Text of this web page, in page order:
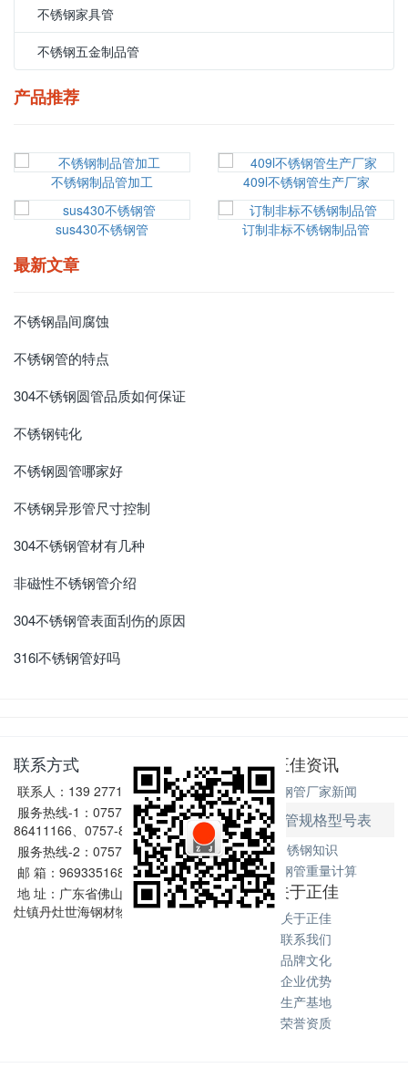
不锈钢家具管
不锈钢五金制品管
产品推荐
不锈钢制品管加工 409l不锈钢管生产厂家
sus430不锈钢管 订制非标不锈钢制品管
最新文章
不锈钢晶间腐蚀
不锈钢管的特点
304不锈钢圆管品质如何保证
不锈钢钝化
不锈钢圆管哪家好
不锈钢异形管尺寸控制
304不锈钢管材有几种
非磁性不锈钢管介绍
304不锈钢管表面刮伤的原因
316l不锈钢管好吗
联系方式
联系人：139 2771 6167
服务热线-1：0757-
86411166、0757-86411128
服务热线-2：0757-86602198
邮 箱：969335168@qq.com
地 址：广东省佛山市南海区丹
灶镇丹灶世海钢材物流中心
正佳资讯
不锈钢管厂家新闻
不锈钢管规格型号表
不锈钢知识
不锈钢管重量计算
关于正佳
关于正佳
联系我们
品牌文化
企业优势
生产基地
荣誉资质